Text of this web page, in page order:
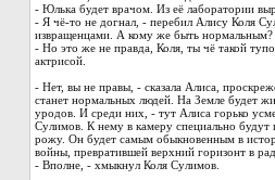
- Юлька будет врачом. Из её лаборатории
- Я чё-то не догнал, - перебил Алису Коля
извращенцами. А кому же быть нормальным?
- Но это же не правда, Коля, ты чё такой
актрисой.
- Нет, вы не правы, - сказала Алиса,
станет нормальных людей. На Земле будет
уродов. И среди них, - тут Алиса горько
Сулимов. К нему в камеру специально будут
рожу. Он будет самым обыкновенным в
войны, превратившей верхний горизонт в
- Вполне, - хмыкнул Коля Сулимов.